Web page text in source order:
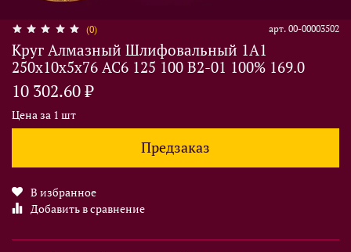
(0) арт. 00-00003502
Круг Алмазный Шлифовальный 1А1
250х10х5х76 АС6 125 100 В2-01 100% 169.0
10 302.60 ₽
Цена за 1 шт
Предзаказ
В избранное
Добавить в сравнение